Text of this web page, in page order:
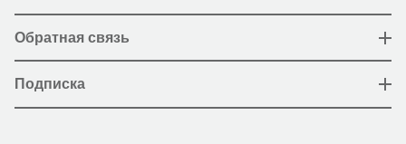
Обратная связь
Подписка